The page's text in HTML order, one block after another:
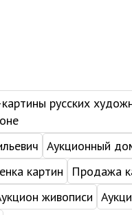
русских
Аукционный
картин
Продажа
живописи